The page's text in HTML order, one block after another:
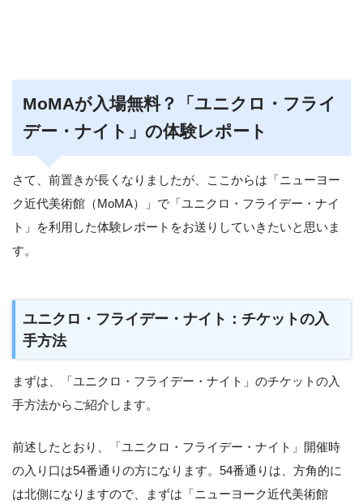
MoMAが入場無料？「ユニクロ・フライ
デー・ナイト」の体験レポート
さて、前置きが長くなりましたが、ここからは「ニューヨー
ク近代美術館（MoMA）」で「ユニクロ・フライデー・ナイ
ト」を利用した体験レポートをお送りしていきたいと思いま
す。
ユニクロ・フライデー・ナイト：チケットの入
手方法
まずは、「ユニクロ・フライデー・ナイト」のチケットの入
手方法からご紹介します。
前述したとおり、「ユニクロ・フライデー・ナイト」開催時
の入り口は54番通りの方になります。54番通りは、方角的に
は北側になりますので、まずは「ニューヨーク近代美術館